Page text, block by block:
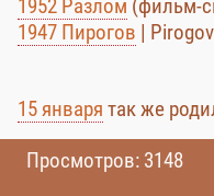
1952 Разлом (фильм-
1947 Пирогов | Pirogov
15 января так же
Просмотров: 3148